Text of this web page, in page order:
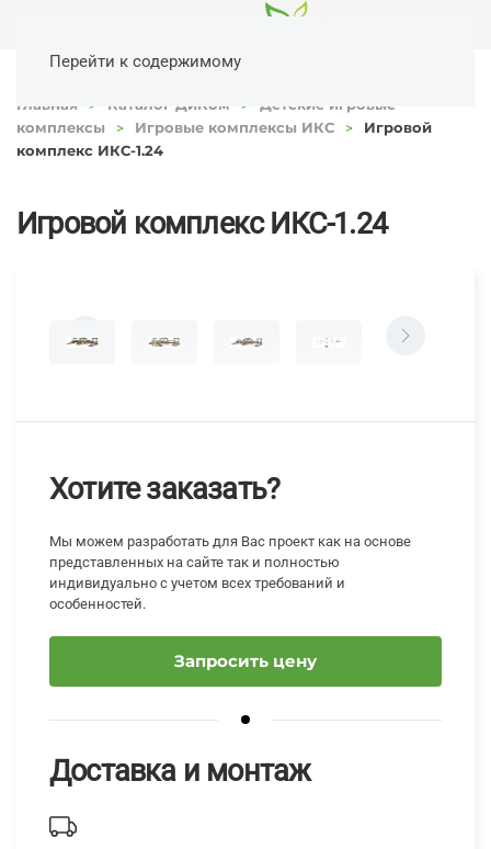
Перейти к содержимому
Главная Каталог ДиКом
Детские игровые
комплексы
Игровые комплексы ИКС
Игровой
комплекс ИКС-1.24
Игровой комплекс ИКС-1.24
Хотите заказать?
Мы можем разработать для Вас проект как на основе
представленных на сайте так и полностью
индивидуально с учетом всех требований и
особенностей.
Запросить цену
Доставка и монтаж